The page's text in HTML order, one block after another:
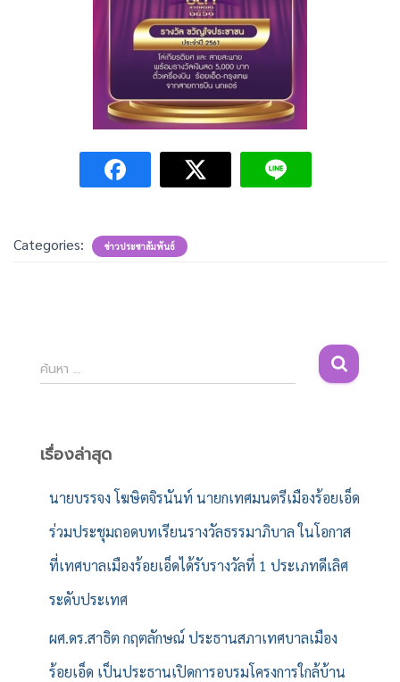
Categories: ข่าวประชาสัมพันธ์
ค้
น
สำ
ค้นหา …
เรื่องล่าสุด
นายบรรจง โฆษิตจิรนันท์ นายกเทศมนตรีเมืองร้อยเอ็ด
ร่วมประชุมถอดบทเรียนรางวัลธรรมาภิบาล ในโอกาส
ที่เทศบาลเมืองร้อยเอ็ดได้รับรางวัลที่ 1 ประเภทดีเลิศ
ระดับประเทศ
ผศ.ดร.สาธิต กฤตลักษณ์ ประธานสภาเทศบาลเมือง
ร้อยเอ็ด เป็นประธานเปิดการอบรมโครงการใกล้บ้าน